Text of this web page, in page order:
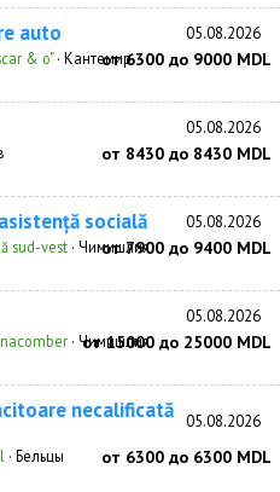
auto 05.08.2026
& o"· Кантемирот 6300 до 9000 MDL
05.08.2026
от 8430 до 8430 MDL
socială 05.08.2026
sud-vest · Чимишлия
от 7900 до 9400 MDL
05.08.2026
· Чимишлия
от 15000 до 25000 MDL
necalificată 05.08.2026
· Бельцы от 6300 до 6300 MDL